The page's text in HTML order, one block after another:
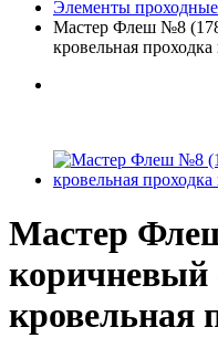
Элементы проходные
Мастер Флеш №8
кровельная проходка
Мастер
коричневый
кровельная